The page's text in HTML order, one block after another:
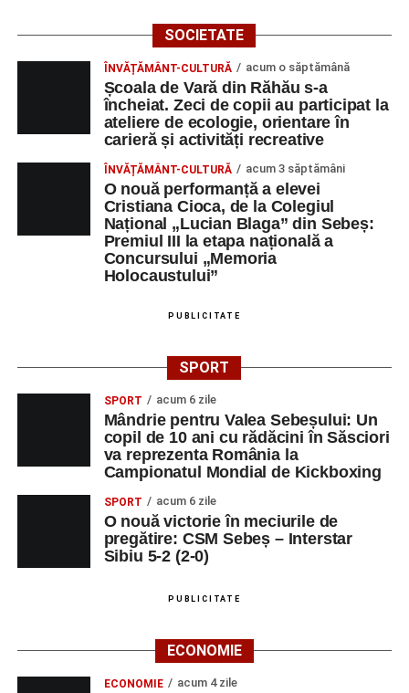
Blaga” Sebeș
(Race Office) pentru competiția„Cicloaventurier de
Râpa Roșie
Orele 17.00–20.00
– Antrenamente libere pe traseul de
Centrul Cultural „Lucian Blaga”
Sebeș – Sala de spectacole
– Proiecție cinematografică:
Gabi Virginia Șarga și Cătălin Rotaru, producător Gabi
DUMINICĂ, 23 AUGUST 2026
Râpa Roșie
„Cicloaventurier de Sebeș”
al competiției MTB pentru copii.
LUNI, 24 AUGUST 2026
Ora 18.00– Activități recreative pentru copii, susținute de
trupele de teatru„Gepetto”și„Pied Piper”
SOCIETATE
ÎNVĂȚĂMÂNT-CULTURĂ acum o săptămână
Școala de Vară din Răhău s-a
încheiat. Zeci de copii au participat la
ateliere de ecologie, orientare în
carieră și activități recreative
ÎNVĂȚĂMÂNT-CULTURĂ acum 3 săptămâni
O nouă performanță a elevei
Cristiana Cioca, de la Colegiul
Național „Lucian Blaga” din Sebeș:
Premiul III la etapa națională a
Concursului „Memoria
Holocaustului”
PUBLICITATE
SPORT
SPORT acum 6 zile
Mândrie pentru Valea Sebeșului: Un
copil de 10 ani cu rădăcini în Săsciori
va reprezenta România la
Campionatul Mondial de Kickboxing
SPORT acum 6 zile
O nouă victorie în meciurile de
pregătire: CSM Sebeș – Interstar
Sibiu 5-2 (2-0)
PUBLICITATE
ECONOMIE
ECONOMIE acum 4 zile